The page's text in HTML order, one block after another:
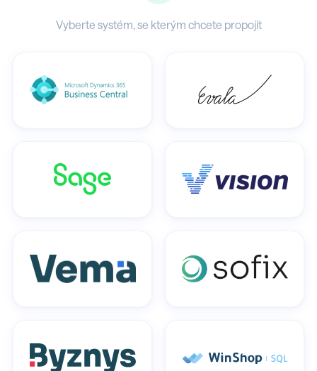
Vyberte systém, se kterým chcete propojit